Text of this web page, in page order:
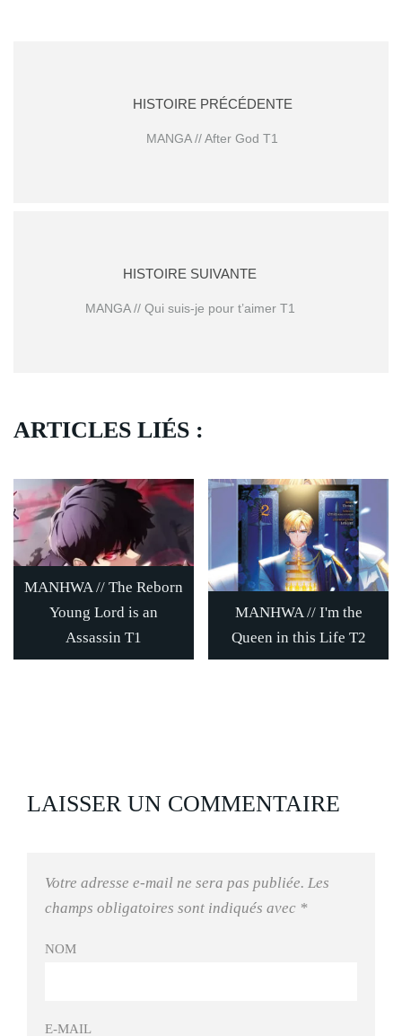
HISTOIRE PRÉCÉDENTE
MANGA // After God T1
HISTOIRE SUIVANTE
MANGA // Qui suis-je pour t’aimer T1
ARTICLES LIÉS :
MANHWA // The Reborn
Young Lord is an
Assassin T1
MANHWA // I'm the
Queen in this Life T2
LAISSER UN COMMENTAIRE
Votre adresse e-mail ne sera pas publiée. Les
champs obligatoires sont indiqués avec *
NOM
E-MAIL